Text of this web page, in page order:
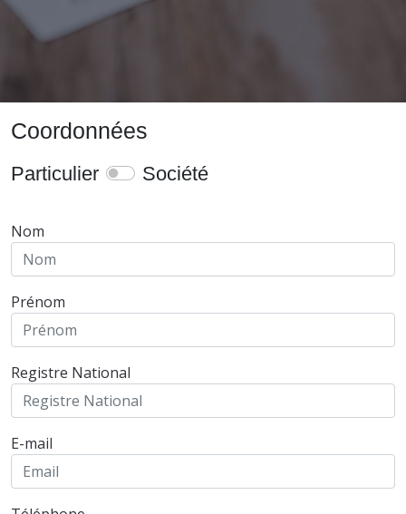
Coordonnées
Particulier Société
Nom
Prénom
Registre National
E-mail